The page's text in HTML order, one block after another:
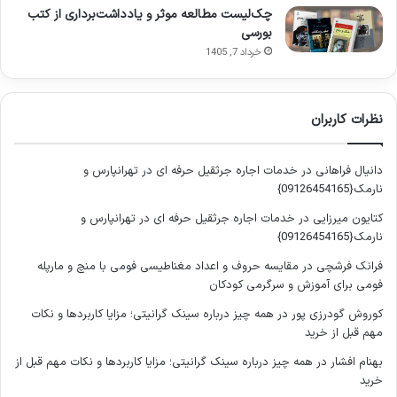
دشمن حفظ کردند. خلبان حسن عابدینی، به عنوان یکی از چهره
های شاخص هوانیروز، با حضور فعال و نقش آفرینی محوری در
عملیات های گوناگون، نام خود را در تاریخ این سرزمین جاودانه
ساخته است.
مطالعه این خاطرات، فراتر از بازگویی صرف رویدادها، فرصتی برای
درک عمق فداکاری ها و تصمیم گیری های دشوار در شرایط بحرانی
است. این اثر، به نسل جوان کمک می کند تا با ریشه های مقاومت
و ارزش های ملی آشنا شوند و از قهرمانان واقعی این مرزوبوم الهام
بگیرند. اهمیت این خاطرات در دنیای امروز، در لزوم حفظ حافظه
تاریخی و انتقال تجربیات گران بهای گذشته به آینده نهفته است؛ چرا
همواره می تواند راهگشای مسیرهای دشوار پیش رو باشد.
فصل اول: از کودکی تا آشیانه عقاب ها
(سال های شکل گیری شخصیت)
چک‌لیست مطالعه موثر و یادداشت‌برداری از کتب
بورسی
خرداد 7, 1405
نظرات کاربران
دانیال فراهانی در خدمات اجاره جرثقیل حرفه ای در تهرانپارس و
نارمک{09126454165}
کتایون میرزایی در خدمات اجاره جرثقیل حرفه ای در تهرانپارس و
نارمک{09126454165}
فرانک فرشچی در مقایسه حروف و اعداد مغناطیسی فومی با منچ و مارپله
فومی برای آموزش و سرگرمی کودکان
کوروش گودرزی پور در همه چیز درباره سینک گرانیتی؛ مزایا کاربردها و نکات
مهم قبل از خرید
بهنام افشار در همه چیز درباره سینک گرانیتی؛ مزایا کاربردها و نکات مهم قبل از
خرید